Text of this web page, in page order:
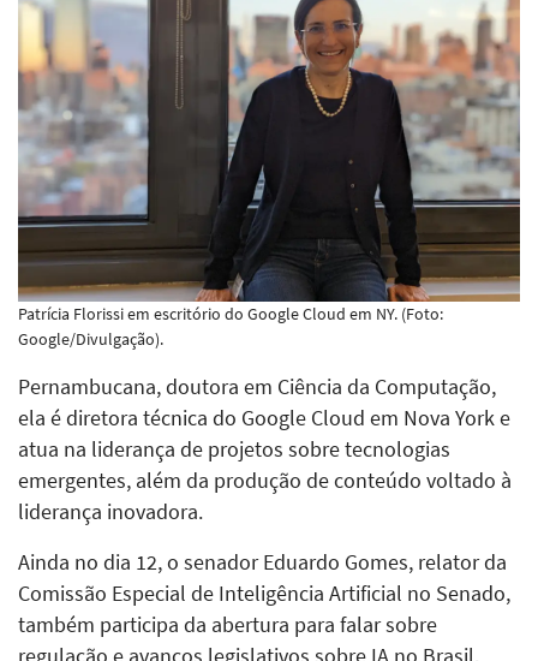
Patrícia Florissi em escritório do Google Cloud em NY. (Foto:
Google/Divulgação).
Pernambucana, doutora em Ciência da Computação,
ela é diretora técnica do Google Cloud em Nova York e
atua na liderança de projetos sobre tecnologias
emergentes, além da produção de conteúdo voltado à
liderança inovadora.
Ainda no dia 12, o senador Eduardo Gomes, relator da
Comissão Especial de Inteligência Artificial no Senado,
também participa da abertura para falar sobre